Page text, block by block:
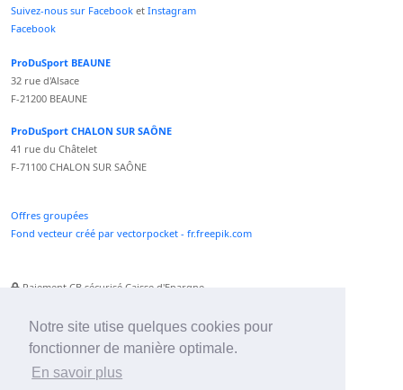
Notre site utise quelques cookies pour
fonctionner de manière optimale.
En savoir plus
Suivez-nous sur Facebook et Instagram
Facebook
ProDuSport BEAUNE
32 rue d'Alsace
F-21200 BEAUNE
ProDuSport CHALON SUR SAÔNE
41 rue du Châtelet
F-71100 CHALON SUR SAÔNE
Offres groupées
Fond vecteur créé par vectorpocket - fr.freepik.com
Paiement CB sécurisé Caisse d'Epargne
Paiement Paypal accepté